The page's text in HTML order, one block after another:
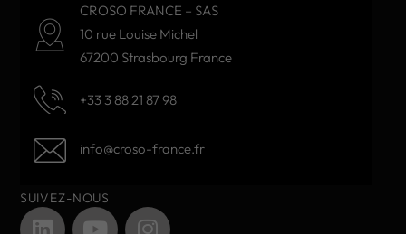
CROSO FRANCE – SAS
10 rue Louise Michel
67200 Strasbourg France
+33 3 88 21 87 98
info@croso-france.fr
SUIVEZ-NOUS